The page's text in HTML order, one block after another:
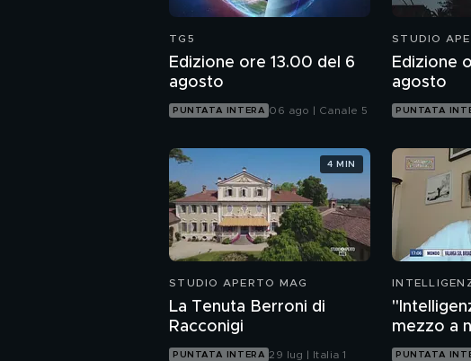
TG5
Edizione ore 13.00 del 6
agosto
PUNTATA INTERA 06 ago | Canale 5
STUDIO
Edizione
agosto
PUNTATA
STUDIO APERTO MAG
La Tenuta Berroni di
Racconigi
PUNTATA INTERA 29 lug | Italia 1
4 MIN
mezzo a
chatbot
PUNTATA